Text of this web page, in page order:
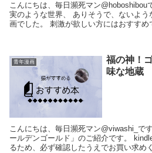
こんにちは、毎日瀕死マン@hoboshibouです。 現実ではな
実のような世界、 ありそうで、ないよ
画でした。 刺激が欲しい方にはおすすめです！ 目次 １．ベア
青年漫画
福の神！
味な地蔵
こんにちは、毎日瀕死マン@viwashi_です。 今日はkindleコミッ
ールデンゴールド」のご紹介です。 kindleは価格の改定が頻繁に行われ
るため、必ず確認したうえでお買い求め